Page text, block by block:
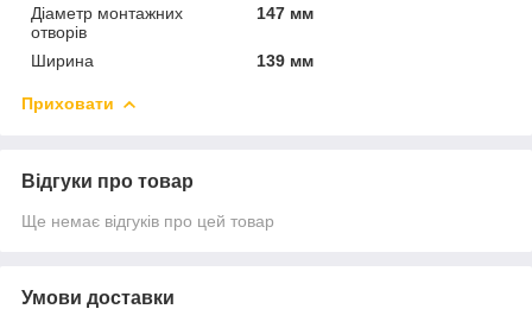
Діаметр монтажних
отворів
147 мм
Ширина 139 мм
Приховати
Відгуки про товар
Ще немає відгуків про цей товар
Умови доставки